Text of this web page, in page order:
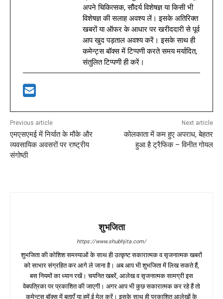
अपने चिकित्सक, सौंदर्य विशेषज्ञ या किसी भी
विशेषज्ञ की सलाह अवश्य लें। इसके अतिरिक्त
खबरों या ऑफर के आधार पर खरीददारी से पूर्व
आप खुद पड़ताल अवश्य करें। इसके साथ ही
कमेन्ट्स बॉक्स में टिप्पणी करते समय मर्यादित,
संतुलित टिप्पणी ही करें।
Previous article
एमएसएमई में निर्यात के मौके और
व्यवसायिक अवसरों पर राष्ट्रीय
संगोष्ठी
Next article
कोलकाता में कम हुए अपराध, बेहतर
हुआ है ट्रैफिक – विनीत गोयल
शुभजिता
https://www.shubhjita.com/
शुभजिता की कोशिश समस्याओं के साथ ही उत्कृष्ट सकारात्मक व सृजनात्मक खबरों
को साभार संग्रहित कर आगे ले जाना है। अब आप भी शुभजिता में लिख सकते हैं,
बस नियमों का ध्यान रखें। चयनित खबरें, आलेख व सृजनात्मक सामग्री इस
वेबपत्रिका पर प्रकाशित की जाएगी। अगर आप भी कुछ सकारात्मक कर रहे हैं तो
कमेन्ट्स बॉक्स में बताएँ या हमें ई मेल करें। इसके साथ ही प्रकाशित आलेखों के